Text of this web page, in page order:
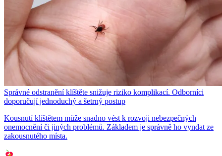
Správné odstranění klíštěte snižuje riziko komplikací. Odborníci
doporučují jednoduchý a šetrný postup
Kousnutí klíštětem může snadno vést k rozvoji nebezpečných
onemocnění či jiných problémů. Základem je správně ho vyndat ze
zakousnutého místa.